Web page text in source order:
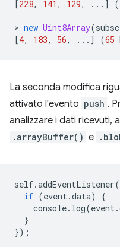
[228, 141 , 129, ...] (
> new Uint8Array(
[4, 183, 56, ...] (65
La seconda modifica
attivato l'evento push .
analizzare i dati ricevuti,
.arrayBuffer() e
self.addEventListener(
if (event.data)
{
console. log(event.
}
});